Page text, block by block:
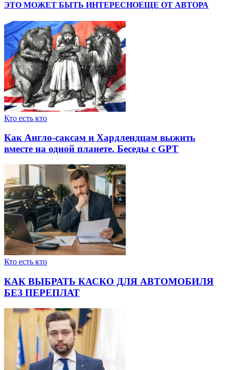
ЭТО МОЖЕТ БЫТЬ ИНТЕРЕСНОЕЩЕ ОТ АВТОРА
Кто есть кто
Как Англо-саксам и Хардлендцам выжить
вместе на одной планете. Беседы с GPT
Кто есть кто
КАК ВЫБРАТЬ КАСКО ДЛЯ АВТОМОБИЛЯ
БЕЗ ПЕРЕПЛАТ